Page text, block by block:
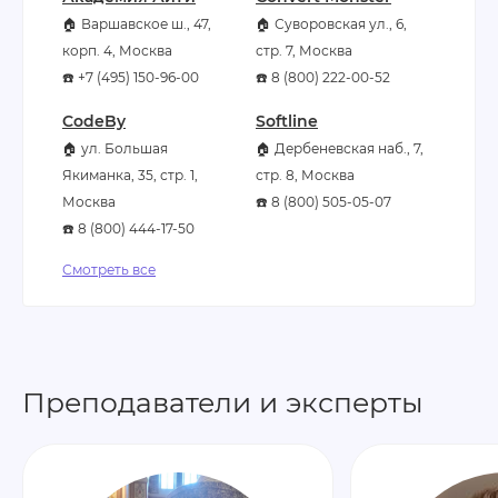
🏠 Варшавское ш., 47,
корп. 4, Москва
☎️ +7 (495) 150-96-00
CodeBy
🏠 ул. Большая
Якиманка, 35, стр. 1,
Москва
☎️ 8 (800) 444-17-50
🏠 Суворовская ул., 6,
стр. 7, Москва
☎️ 8 (800) 222-00-52
Softline
🏠 Дербеневская наб., 7,
стр. 8, Москва
☎️ 8 (800) 505-05-07
Смотреть все
Преподаватели и эксперты